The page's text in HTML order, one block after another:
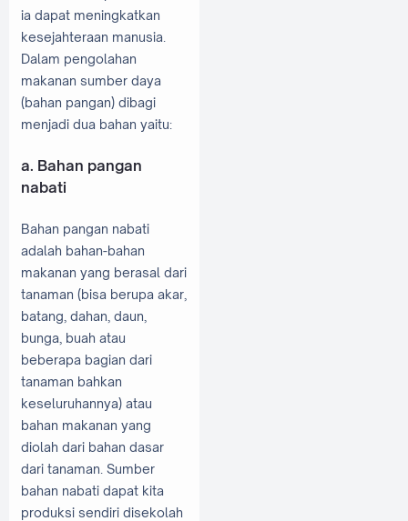
ia dapat meningkatkan
kesejahteraan manusia.
Dalam pengolahan
makanan sumber daya
(bahan pangan) dibagi
menjadi dua bahan yaitu:
a. Bahan pangan
nabati
Bahan pangan nabati
adalah bahan-bahan
makanan yang berasal dari
tanaman (bisa berupa akar,
batang, dahan, daun,
bunga, buah atau
beberapa bagian dari
tanaman bahkan
keseluruhannya) atau
bahan makanan yang
diolah dari bahan dasar
dari tanaman. Sumber
bahan nabati dapat kita
produksi sendiri disekolah